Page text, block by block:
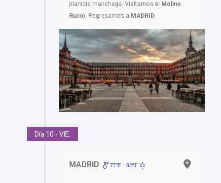
planicie manchega. Visitamos el Molino
Rucio. Regresamos a MADRID.
Día 10 - VIE.
MADRID 77ºF - 82ºF